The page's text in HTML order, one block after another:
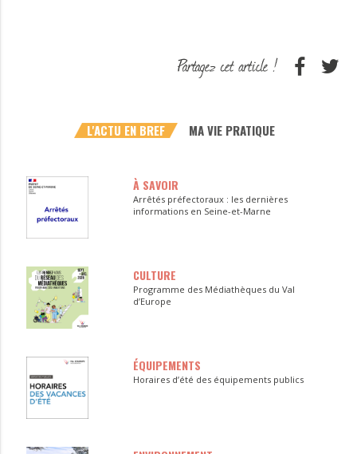
L'ACTU EN BREF MA VIE PRATIQUE
À SAVOIR
Arrêtés préfectoraux : les dernières
informations en Seine-et-Marne
CULTURE
Programme des Médiathèques du Val
d’Europe
ÉQUIPEMENTS
Horaires d’été des équipements publics